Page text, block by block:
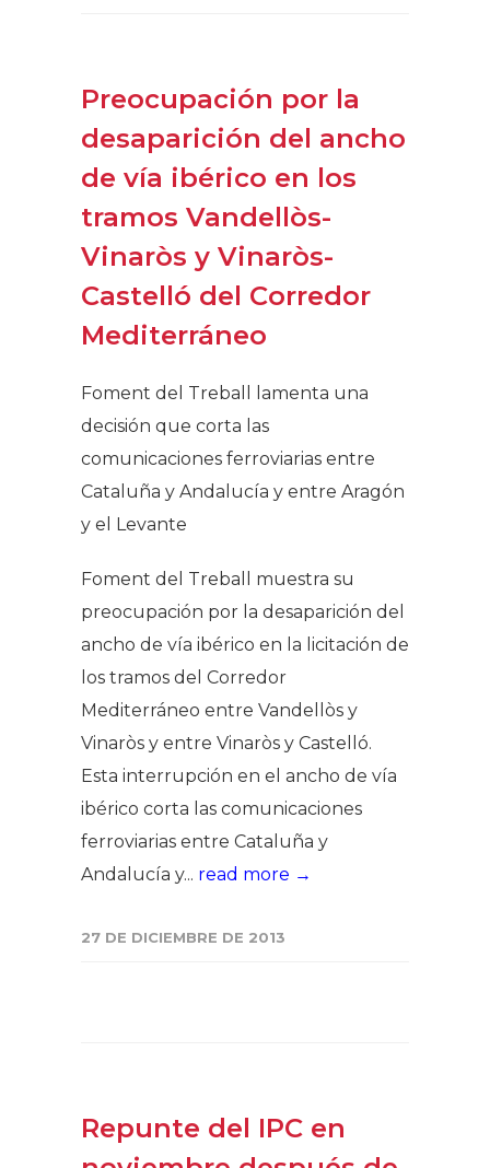
​Preocupación por la
desaparición del ancho
de vía ibérico en los
tramos Vandellòs-
Vinaròs y Vinaròs-
Castelló del Corredor
Mediterráneo​
Foment del Treball lamenta una
decisión que corta las
comunicaciones ferroviarias entre
Cataluña y Andalucía y entre Aragón
y el Levante
Foment del Treball muestra su
preocupación por la desaparición del
ancho de vía ibérico en la licitación de
los tramos del Corredor
Mediterráneo entre Vandellòs y
Vinaròs y entre Vinaròs y Castelló.
Esta interrupción en el ancho de vía
ibérico corta las comunicaciones
ferroviarias entre Cataluña y
Andalucía y... read more →
27 DE DICIEMBRE DE 2013
Repunte del IPC en